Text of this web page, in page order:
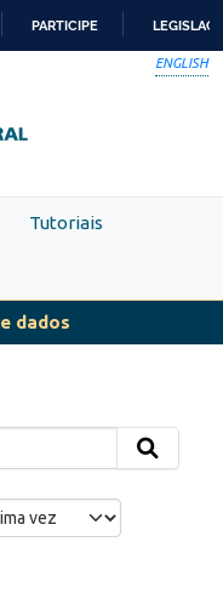
PARTICIPE
ENGLISH
Tutoriais
dados